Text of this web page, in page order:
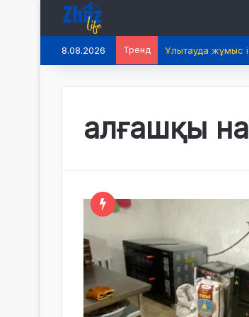
8.08.2026 Тренд Ұлытауда жұмыс
алғашқы